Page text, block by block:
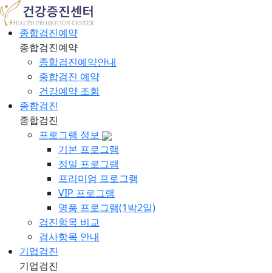
종합검진예약
종합검진예약
종합검진예약안내
종합검진 예약
건강예약 조회
종합검진
종합검진
프로그램 정보
기본 프로그램
정밀 프로그램
프리미엄 프로그램
VIP 프로그램
명품 프로그램(1박2일)
검진항목 비교
검사항목 안내
기업검진
기업검진